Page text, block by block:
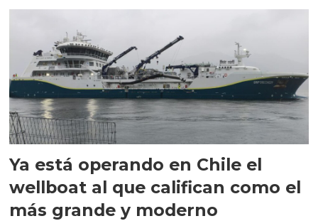
Ya está operando en Chile el
wellboat al que califican como el
más grande y moderno